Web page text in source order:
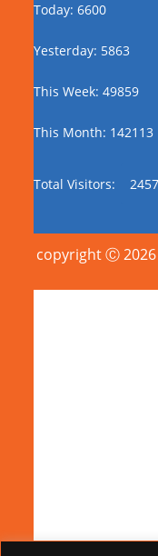
Today: 6600
Yesterday: 5863
This Week: 49859
This Month: 142113
Total Visitors:
copyright Ⓒ 2026